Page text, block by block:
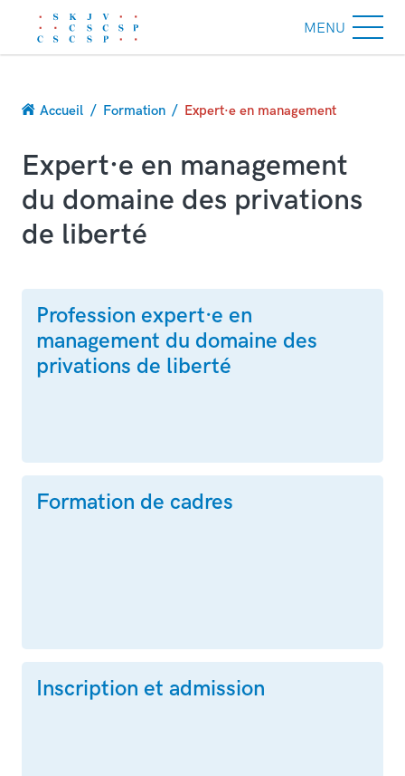
FilAccueil Formation Expert·e en management
Expert·e en management
du domaine des privations
de liberté
Profession expert·e en
management du domaine des
privations de liberté
Formation de cadres
Inscription et admission
MENU